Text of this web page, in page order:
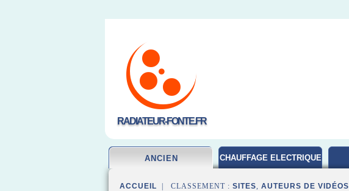
RADIATEUR-FONTE.FR
ANCIEN CHAUFFAGE ELECTRIQUE
ACCUEIL | CLASSEMENT : SITES, AUTEURS DE VIDÉOS